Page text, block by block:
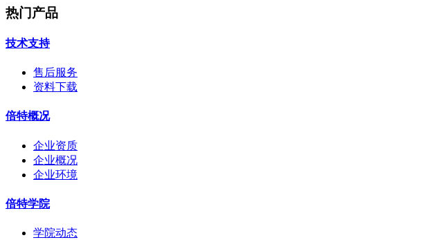
热门产品
技术支持
售后服务
资料下载
倍特概况
企业资质
企业概况
企业环境
倍特学院
学院动态